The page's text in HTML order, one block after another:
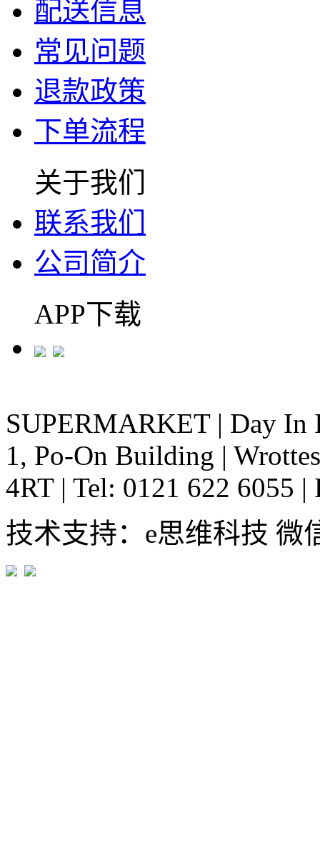
配送信息
常见问题
退款政策
下单流程
关于我们
联系我们
公司简介
APP下载
SUPERMARKET | Day In
1, Po-On Building |
4RT | Tel: 0121 622 6055 |
技术支持：e思维科技 微